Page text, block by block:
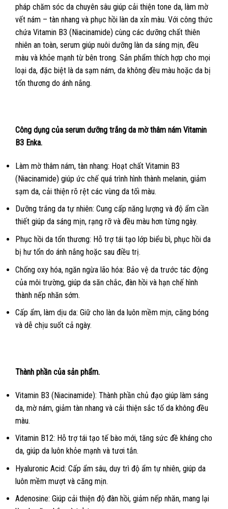
pháp chăm sóc da chuyên sâu giúp cải thiện tone da, làm mờ
vết nám – tàn nhang và phục hồi làn da xỉn màu. Với công thức
chứa Vitamin B3 (Niacinamide) cùng các dưỡng chất thiên
nhiên an toàn, serum giúp nuôi dưỡng làn da sáng mịn, đều
màu và khỏe mạnh từ bên trong. Sản phẩm thích hợp cho mọi
loại da, đặc biệt là da sạm nám, da không đều màu hoặc da bị
tổn thương do ánh nắng.
Công dụng của serum dưỡng trắng da mờ thâm nám Vitamin
B3 Enka.
Làm mờ thâm nám, tàn nhang: Hoạt chất Vitamin B3
(Niacinamide) giúp ức chế quá trình hình thành melanin, giảm
sạm da, cải thiện rõ rệt các vùng da tối màu.
Dưỡng trắng da tự nhiên: Cung cấp năng lượng và độ ẩm cần
thiết giúp da sáng mịn, rạng rỡ và đều màu hơn từng ngày.
Phục hồi da tổn thương: Hỗ trợ tái tạo lớp biểu bì, phục hồi da
bị hư tổn do ánh nắng hoặc sau điều trị.
Chống oxy hóa, ngăn ngừa lão hóa: Bảo vệ da trước tác động
của môi trường, giúp da săn chắc, đàn hồi và hạn chế hình
thành nếp nhăn sớm.
Cấp ẩm, làm dịu da: Giữ cho làn da luôn mềm mịn, căng bóng
và dễ chịu suốt cả ngày.
Thành phần của sản phẩm.
Vitamin B3 (Niacinamide): Thành phần chủ đạo giúp làm sáng
da, mờ nám, giảm tàn nhang và cải thiện sắc tố da không đều
màu.
Vitamin B12: Hỗ trợ tái tạo tế bào mới, tăng sức đề kháng cho
da, giúp da luôn khỏe mạnh và tươi tắn.
Hyaluronic Acid: Cấp ẩm sâu, duy trì độ ẩm tự nhiên, giúp da
luôn mềm mượt và căng mịn.
Adenosine: Giúp cải thiện độ đàn hồi, giảm nếp nhăn, mang lại